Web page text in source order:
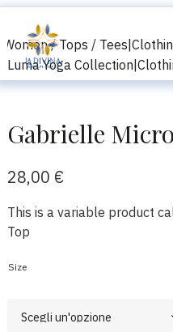
Women/Tops /
Luma Yoga
Gabrielle
28,00 €
This is a variable product
Top
Size